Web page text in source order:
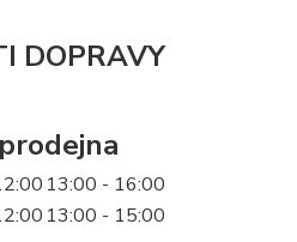
DOPRAVY
13:00 - 16:00
13:00 - 15:00